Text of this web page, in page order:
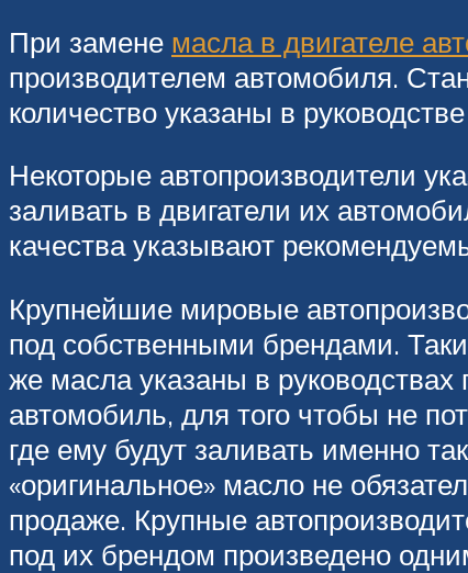
При замене масла в двигателе
производителем автомобиля.
количество указаны в
Некоторые автопроизводители
заливать в двигатели их
качества указывают
Крупнейшие мировые
под собственными брендами.
же масла указаны в
автомобиль, для того чтобы не
где ему будут заливать именно
«оригинальное» масло не
продаже. Крупные
под их брендом произведено